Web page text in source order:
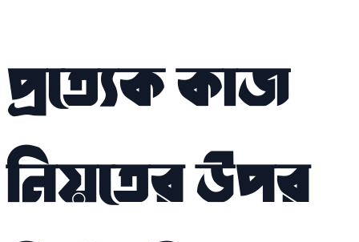
প্রত্যেক কাজ
নিয়তের উপর